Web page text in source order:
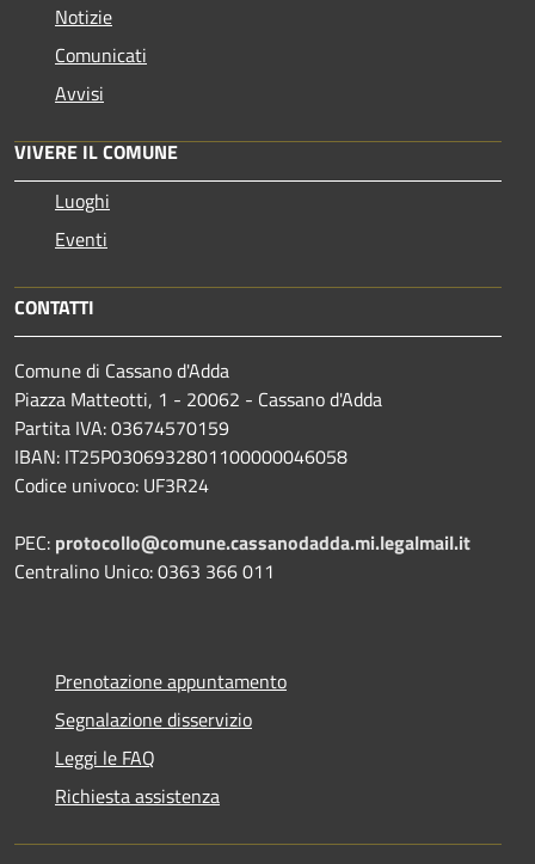
Notizie
Comunicati
Avvisi
VIVERE IL COMUNE
Luoghi
Eventi
CONTATTI
Comune di Cassano d'Adda
Piazza Matteotti, 1 - 20062 - Cassano d'Adda
Partita IVA: 03674570159
IBAN: IT25P0306932801100000046058
Codice univoco: UF3R24
PEC: protocollo@comune.cassanodadda.mi.legalmail.it
Centralino Unico: 0363 366 011
Prenotazione appuntamento
Segnalazione disservizio
Leggi le FAQ
Richiesta assistenza